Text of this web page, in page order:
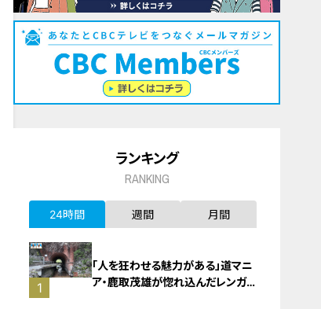
ランキング
RANKING
24時間 週間 月間
1
「人を狂わせる魅力がある」道マニ
ア・鹿取茂雄が惚れ込んだレンガの